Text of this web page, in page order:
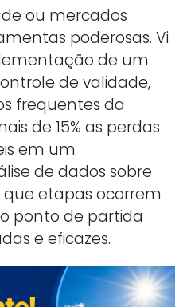
ou mercados
poderosas. Vi
de um
de validade,
frequentes da
de 15% as perdas
em um
de dados sobre
etapas ocorrem
ponto de partida
e eficazes.